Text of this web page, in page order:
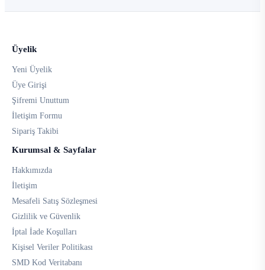
Üyelik
Yeni Üyelik
Üye Girişi
Şifremi Unuttum
İletişim Formu
Sipariş Takibi
Kurumsal & Sayfalar
Hakkımızda
İletişim
Mesafeli Satış Sözleşmesi
Gizlilik ve Güvenlik
İptal İade Koşulları
Kişisel Veriler Politikası
SMD Kod Veritabanı